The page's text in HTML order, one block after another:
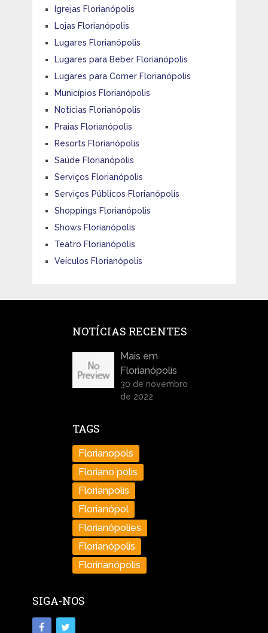
Igrejas Florianópolis
Lojas Florianópolis
Lugares Florianópolis
Lugares para Beber Florianópolis
Lugares para Comer Florianópolis
Municípios Florianópolis
Notícias Florianópolis
Praias Florianópolis
Resorts Florianópolis
Saúde Florianópolis
Serviços Florianópolis
Serviços Públicos Florianópolis
Shoppings Florianópolis
Shows Florianópolis
Teatro Florianópolis
Veículos Florianópolis
NOTÍCIAS RECENTES
Mais em
Florianópolis
30 de novembro
de 2022
TAGS
Florianopols
Floriano´polis
Florianpolis
Florianópol
Florianópolies
Florianópolis
Florinanópolis
SIGA-NOS